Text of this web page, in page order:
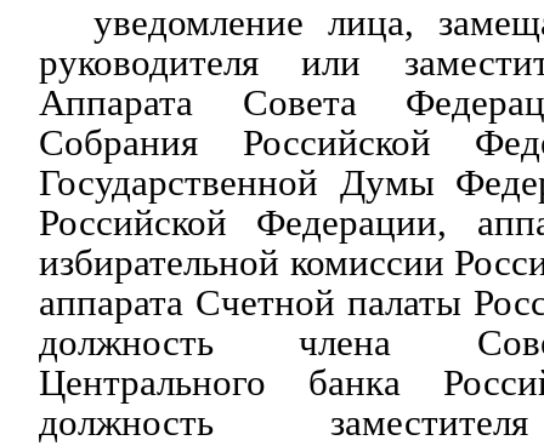
уведомление лица,
руководителя или
Аппарата Совета
Собрания Российской
Государственной Думы
Российской Федерации,
избирательной комиссии
аппарата Счетной палаты
должность члена
Центрального банка
должность